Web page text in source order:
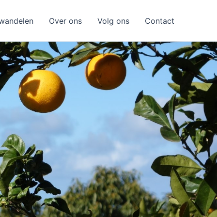
Over ons Volg ons Contact